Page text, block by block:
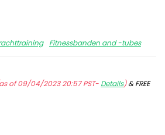
Fitnessbanden and -tubes
of 09/04/2023 20:57 PST- Details)&FREE